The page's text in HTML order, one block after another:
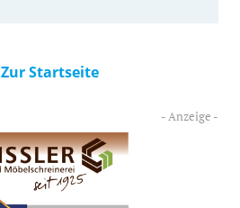
Zur Startseite